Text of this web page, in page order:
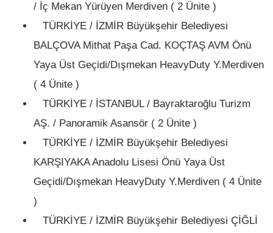
/ İç Mekan Yürüyen Merdiven ( 2 Ünite )
TÜRKİYE / İZMİR Büyükşehir Belediyesi
BALÇOVA Mithat Paşa Cad. KOÇTAŞ AVM Önü
Yaya Üst Geçidi/Dışmekan HeavyDuty Y.Merdiven
( 4 Ünite )
TÜRKİYE / İSTANBUL / Bayraktaroğlu Turizm
AŞ. / Panoramik Asansör ( 2 Ünite )
TÜRKİYE / İZMİR Büyükşehir Belediyesi
KARŞIYAKA Anadolu Lisesi Önü Yaya Üst
Geçidi/Dışmekan HeavyDuty Y.Merdiven ( 4 Ünite
)
TÜRKİYE / İZMİR Büyükşehir Belediyesi ÇİĞLİ